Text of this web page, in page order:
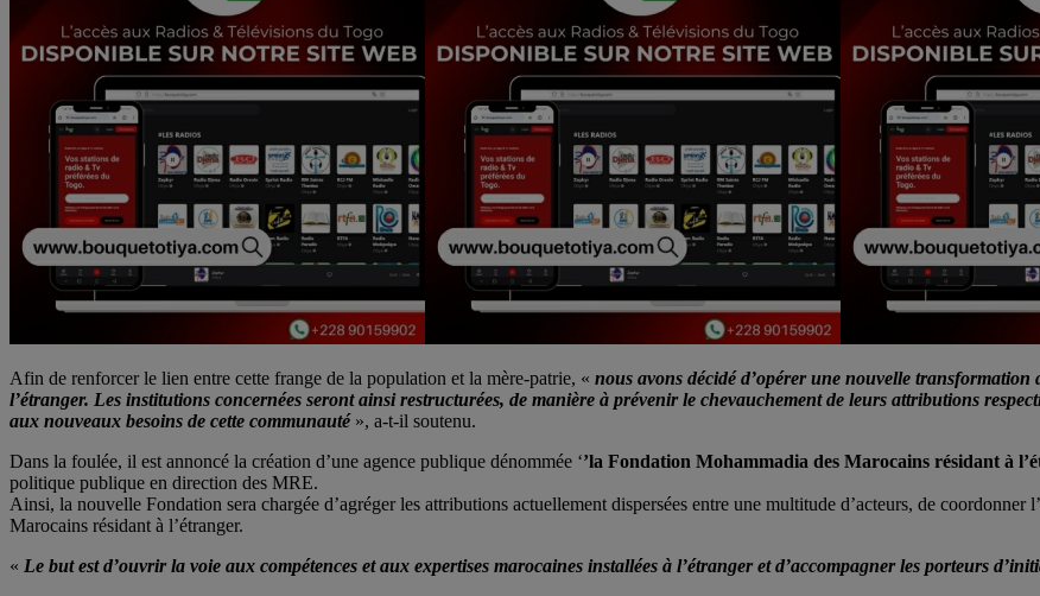
Afin de renforcer le lien entre cette frange de la population et la mère-patrie, « nous avons décidé d’opérer une nouvelle
l’étranger. Les institutions concernées seront ainsi restructurées, de manière à prévenir le chevauchement de leurs attributions
aux nouveaux besoins de cette communauté», a-t-il soutenu.
Dans la foulée, il est annoncé la création d’une agence publique dénommée ‘’la Fondation Mohammadia des Marocains résidant à
politique publique en direction des MRE.
Ainsi, la nouvelle Fondation sera chargée d’agréger les attributions actuellement dispersées entre une multitude d’acteurs, de
Marocains résidant à l’étranger.
« Le but est d’ouvrir la voie aux compétences et aux expertises marocaines installées à l’étranger et d’accompagner les porteurs